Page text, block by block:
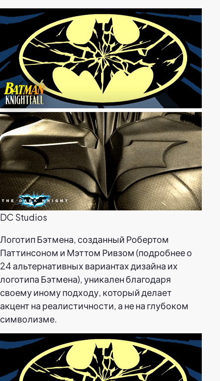
DC Studios
Логотип Бэтмена, созданный Робертом
Паттинсоном и Мэттом Ривзом (подробнее о
24 альтернативных вариантах дизайна их
логотипа Бэтмена), уникален благодаря
своему иному подходу, который делает
акцент на реалистичности, а не на глубоком
символизме.